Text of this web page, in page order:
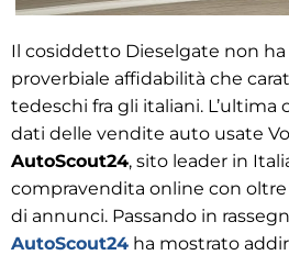
Il cosiddetto Dieselgate non ha
proverbiale affidabilità che
tedeschi fra gli italiani. L’ultima
dati delle vendite auto usate
AutoScout24, sito leader in
compravendita online con
di annunci. Passando in
AutoScout24 ha mostrato